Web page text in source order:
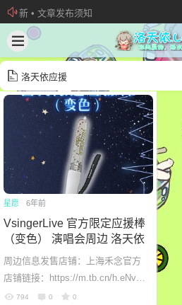
新 • 文章发布须知
欢迎加入“VOCALOID洛天依“QQ群！
加入本站管理团队
洛天依应援
星愿 6年前
VsingerLive 官方限定应援棒
（变色） 演唱会周边 洛天依
周边信息发售店铺：上海禾念官方
店铺链接：https://m.tb.cn/h.eNvBij
3?sm=425ca8发售价格：¥200+15
794 0 0